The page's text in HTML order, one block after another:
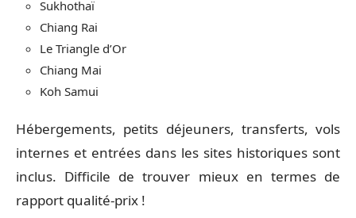
Sukhothaï
Chiang Rai
Le Triangle d’Or
Chiang Mai
Koh Samui
Hébergements, petits déjeuners, transferts, vols
internes et entrées dans les sites historiques sont
inclus. Difficile de trouver mieux en termes de
rapport qualité-prix !